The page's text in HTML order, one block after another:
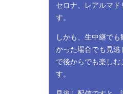
セロナ、レアルマド
す。
しかも、生中継で
かった場合でも見
で後からでも楽し
す。